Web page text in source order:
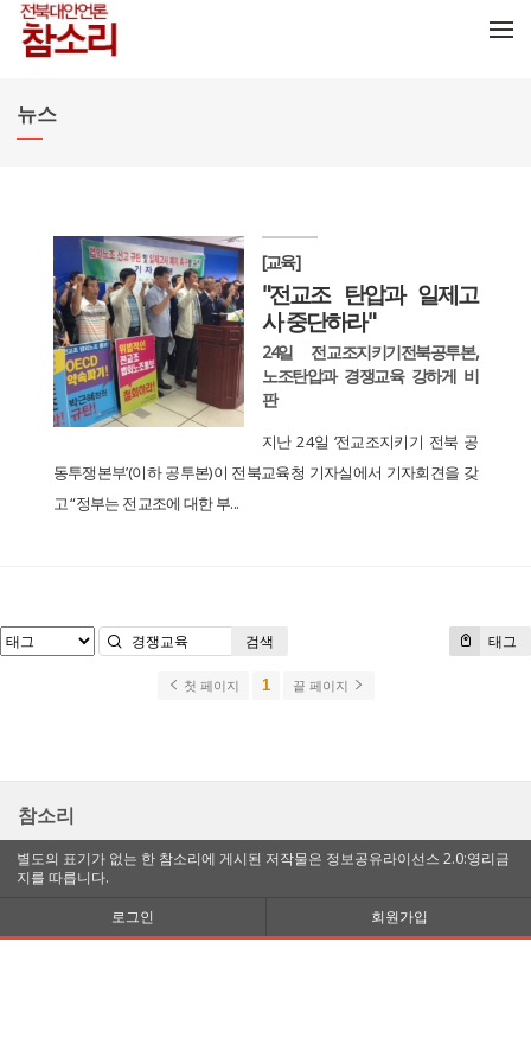
뉴스
[교육]
"전교조 탄압과 일제고
사 중단하라"
24일 전교조지키기전북공투본,
노조탄압과 경쟁교육 강하게 비
판
지난 24일 ‘전교조지키기 전북 공
동투쟁본부’(이하 공투본)이 전북교육청 기자실에서 기자회견을 갖
고 “정부는 전교조에 대한 부...
태그
검색
첫 페이지 1 끝 페이지
참소리
별도의 표기가 없는 한 참소리에 게시된 저작물은 정보공유라이선스 2.0:영리금
지를 따릅니다.
로그인
회원가입